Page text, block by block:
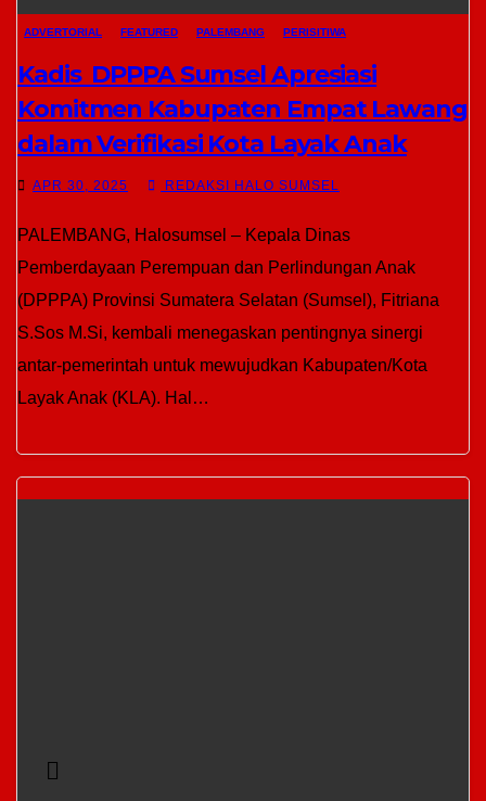
ADVERTORIAL FEATURED PALEMBANG PERISITIWA
Kadis DPPPA Sumsel Apresiasi
Komitmen Kabupaten Empat Lawang
dalam Verifikasi Kota Layak Anak
APR 30, 2025 REDAKSI HALO SUMSEL
PALEMBANG, Halosumsel – Kepala Dinas
Pemberdayaan Perempuan dan Perlindungan Anak
(DPPPA) Provinsi Sumatera Selatan (Sumsel), Fitriana
S.Sos M.Si, kembali menegaskan pentingnya sinergi
antar-pemerintah untuk mewujudkan Kabupaten/Kota
Layak Anak (KLA). Hal…